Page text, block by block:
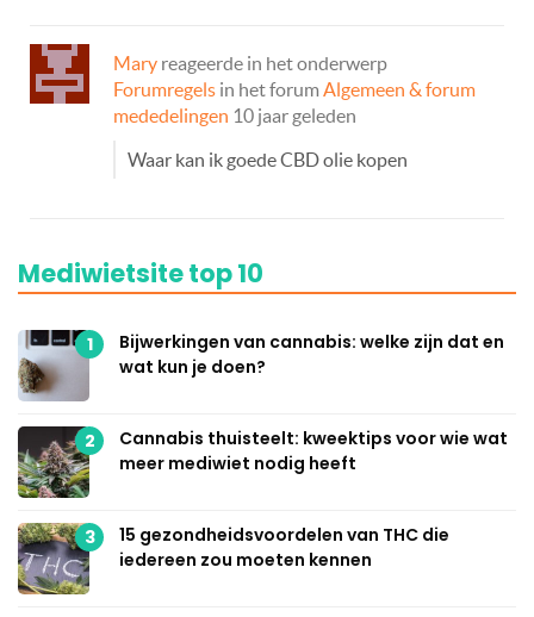
Mary reageerde in het onderwerp
Forumregels in het forum Algemeen & forum
mededelingen 10 jaar geleden
Waar kan ik goede CBD olie kopen
Mediwietsite top 10
1
Bijwerkingen van cannabis: welke zijn dat en
wat kun je doen?
2
Cannabis thuisteelt: kweektips voor wie wat
meer mediwiet nodig heeft
3
15 gezondheidsvoordelen van THC die
iedereen zou moeten kennen